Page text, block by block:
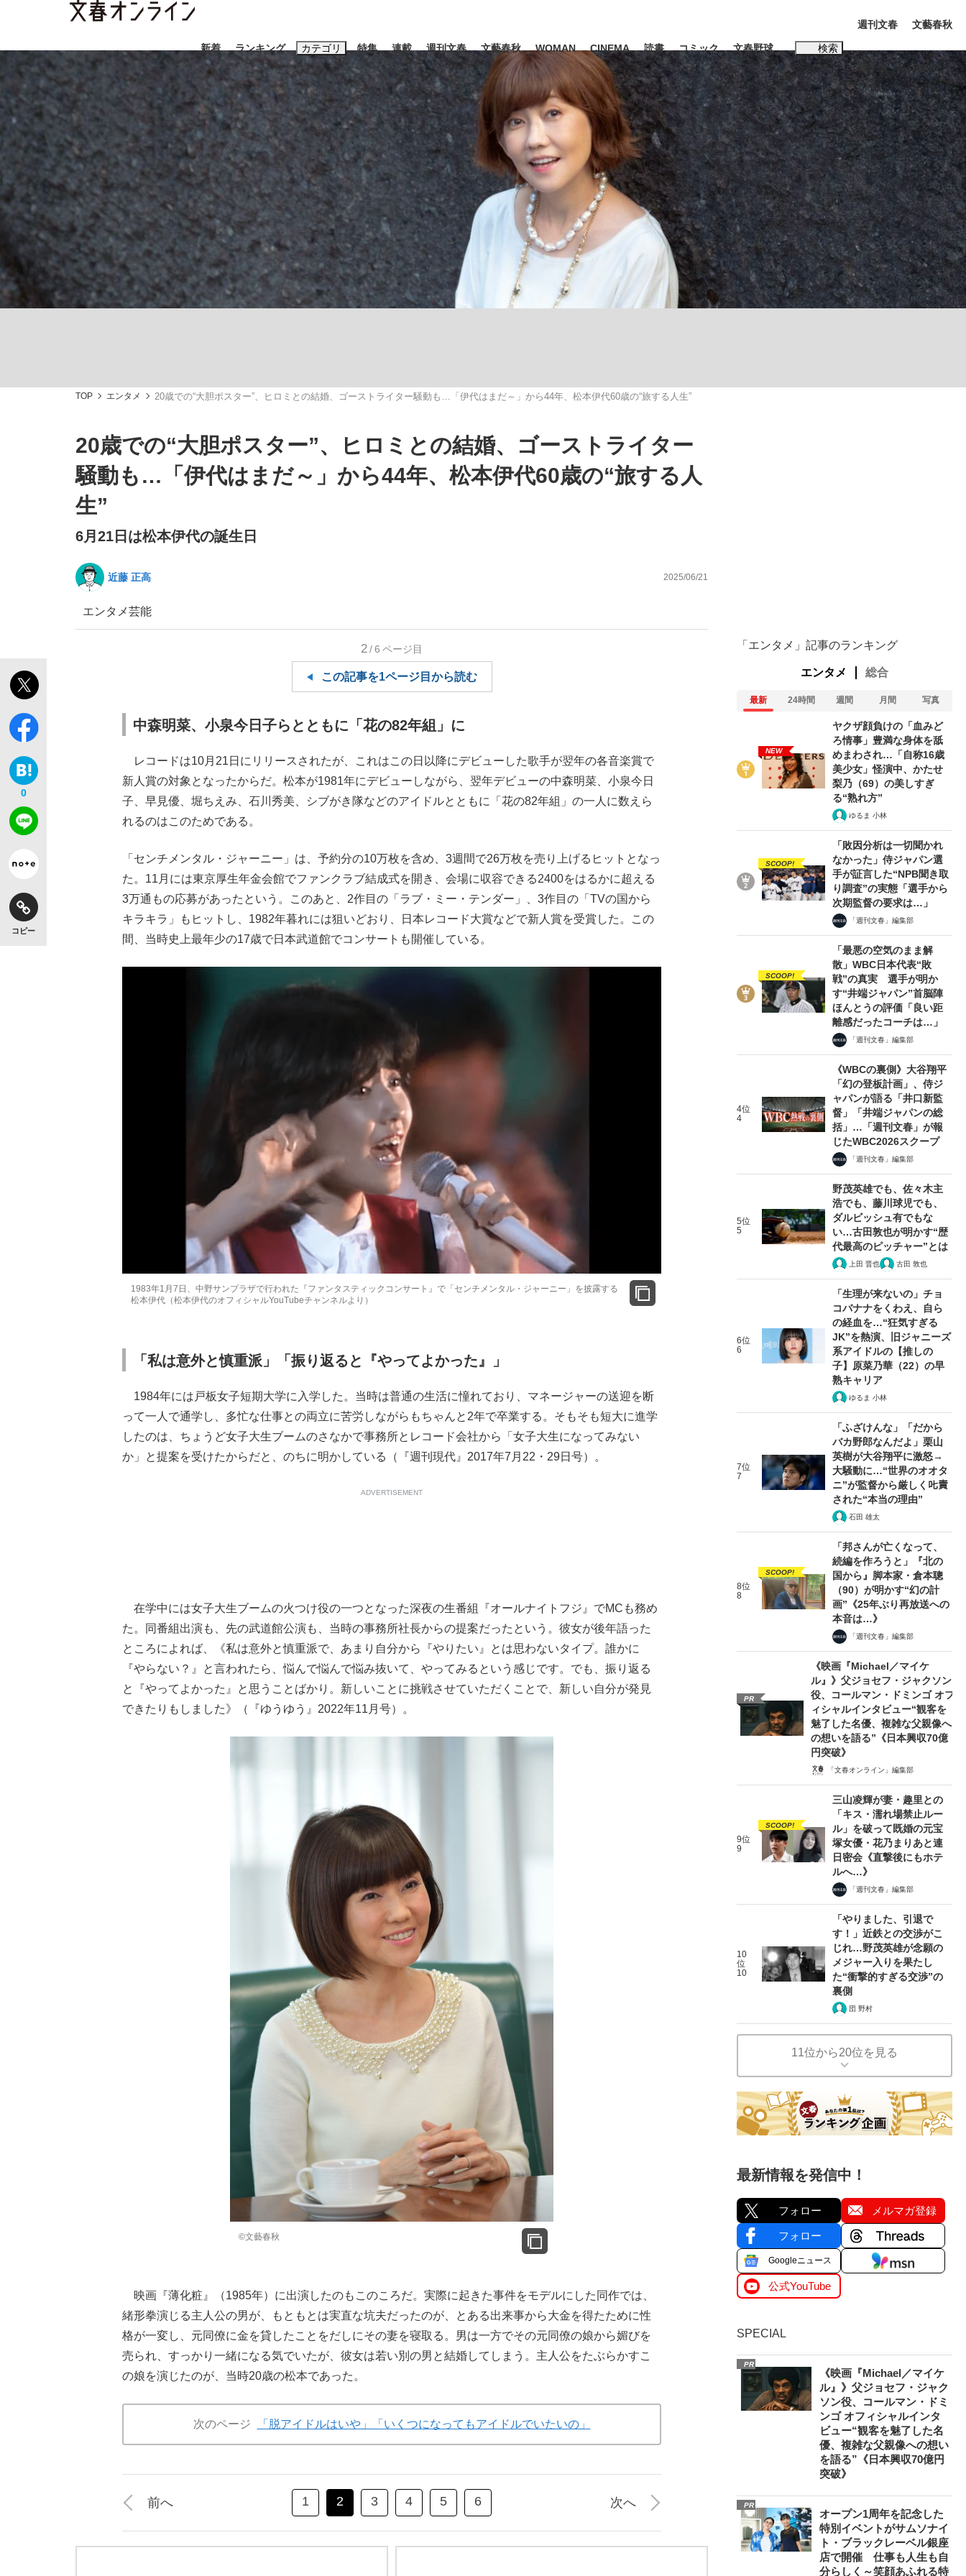
新着 ランキング カテゴリ
スクープ ニュース エンタメ ライフ ビジネス インタビュー 読書
「90%は失敗する。でも…」本田圭佑が初めて明かした日本代表監督に... 「最悪の空気のまま解散」WBC日本代表“敗戦”の真実 選手が明かす...
「敗因分析は一切聞かれなかった」侍ジャパン選手が証言した“NPB聞... 「クマが悪者扱いされているのが悲しい」『北の国から』倉本聰氏（91...
「目標達成できなかったからと言って…」サッカー日本代表・森保一監督...
もっと見る
特集
終戦から81年
観る将棋、読む将棋
キングの誕生を、目撃せよ。
連載 週刊文春 文藝春秋 WOMAN CINEMA 読書 コミック 文春野球 検索
キーワード入力
おすすめのキーワードタグ一覧
#藤田晋 #三山凌輝 #高市早苗 #森岡毅 #城彰二 #内田有紀 #松田聖子
#玉木雄一郎
#亀和田武
#池上彰
週刊文春
電子版
文藝春秋
PLUS
TOP エンタメ 20歳での“大胆ポスター”、ヒロミとの結婚、ゴーストライター騒動も…「伊代はまだ～」から44年、松本伊代60歳の“旅する人生”
20歳での“大胆ポスター”、ヒロミとの結婚、ゴーストライター
騒動も…「伊代はまだ～」から44年、松本伊代60歳の“旅する人
生”
6月21日は松本伊代の誕生日
近藤 正高 2025/06/21
エンタメ芸能
0
コピー
2/6 ページ目
この記事を1ページ目から読む
中森明菜、小泉今日子らとともに「花の82年組」に
レコードは10月21日にリリースされたが、これはこの日以降にデビューした歌手が翌年の各音楽賞で
新人賞の対象となったからだ。松本が1981年にデビューしながら、翌年デビューの中森明菜、小泉今日
子、早見優、堀ちえみ、石川秀美、シブがき隊などのアイドルとともに「花の82年組」の一人に数えら
れるのはこのためである。
「センチメンタル・ジャーニー」は、予約分の10万枚を含め、3週間で26万枚を売り上げるヒットとなっ
た。11月には東京厚生年金会館でファンクラブ結成式を開き、会場に収容できる2400をはるかに超える
3万通もの応募があったという。このあと、2作目の「ラブ・ミー・テンダー」、3作目の「TVの国から
キラキラ」もヒットし、1982年暮れには狙いどおり、日本レコード大賞などで新人賞を受賞した。この
間、当時史上最年少の17歳で日本武道館でコンサートも開催している。
1983年1月7日、中野サンプラザで行われた『ファンタスティックコンサート』で「センチメンタル・ジャーニー」を披露する
松本伊代（松本伊代のオフィシャルYouTubeチャンネルより）
「私は意外と慎重派」「振り返ると『やってよかった』」
1984年には戸板女子短期大学に入学した。当時は普通の生活に憧れており、マネージャーの送迎を断
って一人で通学し、多忙な仕事との両立に苦労しながらもちゃんと2年で卒業する。そもそも短大に進学
したのは、ちょうど女子大生ブームのさなかで事務所とレコード会社から「女子大生になってみない
か」と提案を受けたからだと、のちに明かしている（『週刊現代』2017年7月22・29日号）。
ADVERTISEMENT
在学中には女子大生ブームの火つけ役の一つとなった深夜の生番組『オールナイトフジ』でMCも務め
た。同番組出演も、先の武道館公演も、当時の事務所社長からの提案だったという。彼女が後年語った
ところによれば、《私は意外と慎重派で、あまり自分から『やりたい』とは思わないタイプ。誰かに
『やらない？』と言われたら、悩んで悩んで悩み抜いて、やってみるという感じです。でも、振り返る
と『やってよかった』と思うことばかり。新しいことに挑戦させていただくことで、新しい自分が発見
できたりもしました》（『ゆうゆう』2022年11月号）。
©文藝春秋
映画『薄化粧』（1985年）に出演したのもこのころだ。実際に起きた事件をモデルにした同作では、
緒形拳演じる主人公の男が、もともとは実直な坑夫だったのが、とある出来事から大金を得たために性
格が一変し、元同僚に金を貸したことをだしにその妻を寝取る。男は一方でその元同僚の娘から媚びを
売られ、すっかり一緒になる気でいたが、彼女は若い別の男と結婚してしまう。主人公をたぶらかすこ
の娘を演じたのが、当時20歳の松本であった。
次のページ 「脱アイドルはいや」「いくつになってもアイドルでいたいの」
前へ 1 2 3 4 5 6 次へ
「エンタメ」記事のランキング
エンタメ 総合
最新 24時間 週間 月間 写真
NEW
ヤクザ顔負けの「血みど
ろ情事」豊満な身体を舐
めまわされ…「自称16歳
美少女」怪演中、かたせ
梨乃（69）の美しすぎ
る“熟れ方”
ゆるま 小林
SCOOP!
「敗因分析は一切聞かれ
なかった」侍ジャパン選
手が証言した“NPB聞き取
り調査”の実態「選手から
次期監督の要求は…」
「週刊文春」編集部
SCOOP!
「最悪の空気のまま解
散」WBC日本代表“敗
戦”の真実 選手が明か
す“井端ジャパン”首脳陣
ほんとうの評価「良い距
離感だったコーチは…」
「週刊文春」編集部
4位
4
《WBCの裏側》大谷翔平
「幻の登板計画」、侍ジ
ャパンが語る「井口新監
督」「井端ジャパンの総
括」…「週刊文春」が報
じたWBC2026スクープ
「週刊文春」編集部
5位
5
野茂英雄でも、佐々木主
浩でも、藤川球児でも、
ダルビッシュ有でもな
い…古田敦也が明かす“歴
代最高のピッチャー”とは
上田 晋也 古田 敦也
6位
6
「生理が来ないの」チョ
コバナナをくわえ、自ら
の経血を…“狂気すぎる
JK”を熱演、旧ジャニーズ
系アイドルの【推しの
子】原菜乃華（22）の早
熟キャリア
ゆるま 小林
7位
7
「ふざけんな」「だから
バカ野郎なんだよ」栗山
英樹が大谷翔平に激怒→
大騒動に…“世界のオオタ
ニ”が監督から厳しく𠮟責
された“本当の理由”
石田 雄太
8位
8
SCOOP!
「邦さんが亡くなって、
続編を作ろうと」『北の
国から』脚本家・倉本聰
（90）が明かす“幻の計
画”《25年ぶり再放送への
本音は…》
「週刊文春」編集部
PR
《映画『Michael／マイケ
ル』》父ジョセフ・ジャクソン
役、コールマン・ドミンゴ オフ
ィシャルインタビュー“観客を
魅了した名優、複雑な父親像へ
の想いを語る”《日本興収70億
円突破》
「文春オンライン」編集部
9位
9
SCOOP!
三山凌輝が妻・趣里との
「キス・濡れ場禁止ルー
ル」を破って既婚の元宝
塚女優・花乃まりあと連
日密会《直撃後にもホテ
ルへ…》
「週刊文春」編集部
10
位
10
「やりました、引退で
す！」近鉄との交渉がこ
じれ…野茂英雄が念願の
メジャー入りを果たし
た“衝撃的すぎる交渉”の
裏側
団 野村
11位から20位を見る
最新情報を発信中！
フォロー メルマガ登録
フォロー
Googleニュース
公式YouTube
SPECIAL
PR
《映画『Michael／マイケ
ル』》父ジョセフ・ジャク
ソン役、コールマン・ドミ
ンゴ オフィシャルインタ
ビュー“観客を魅了した名
優、複雑な父親像への想い
を語る”《日本興収70億円
突破》
PR
オープン1周年を記念した
特別イベントがサムソナイ
ト・ブラックレーベル銀座
店で開催 仕事も人生も自
分らしく～笑顔あふれる特